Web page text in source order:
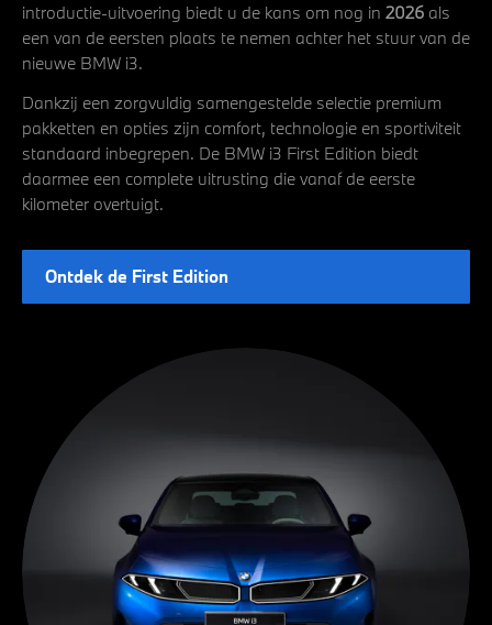
introductie-uitvoering biedt u de kans om nog in 2026 als
een van de eersten plaats te nemen achter het stuur van de
nieuwe BMW i3.
Dankzij een zorgvuldig samengestelde selectie premium
pakketten en opties zijn comfort, technologie en sportiviteit
standaard inbegrepen. De BMW i3 First Edition biedt
daarmee een complete uitrusting die vanaf de eerste
kilometer overtuigt.
Ontdek de First Edition